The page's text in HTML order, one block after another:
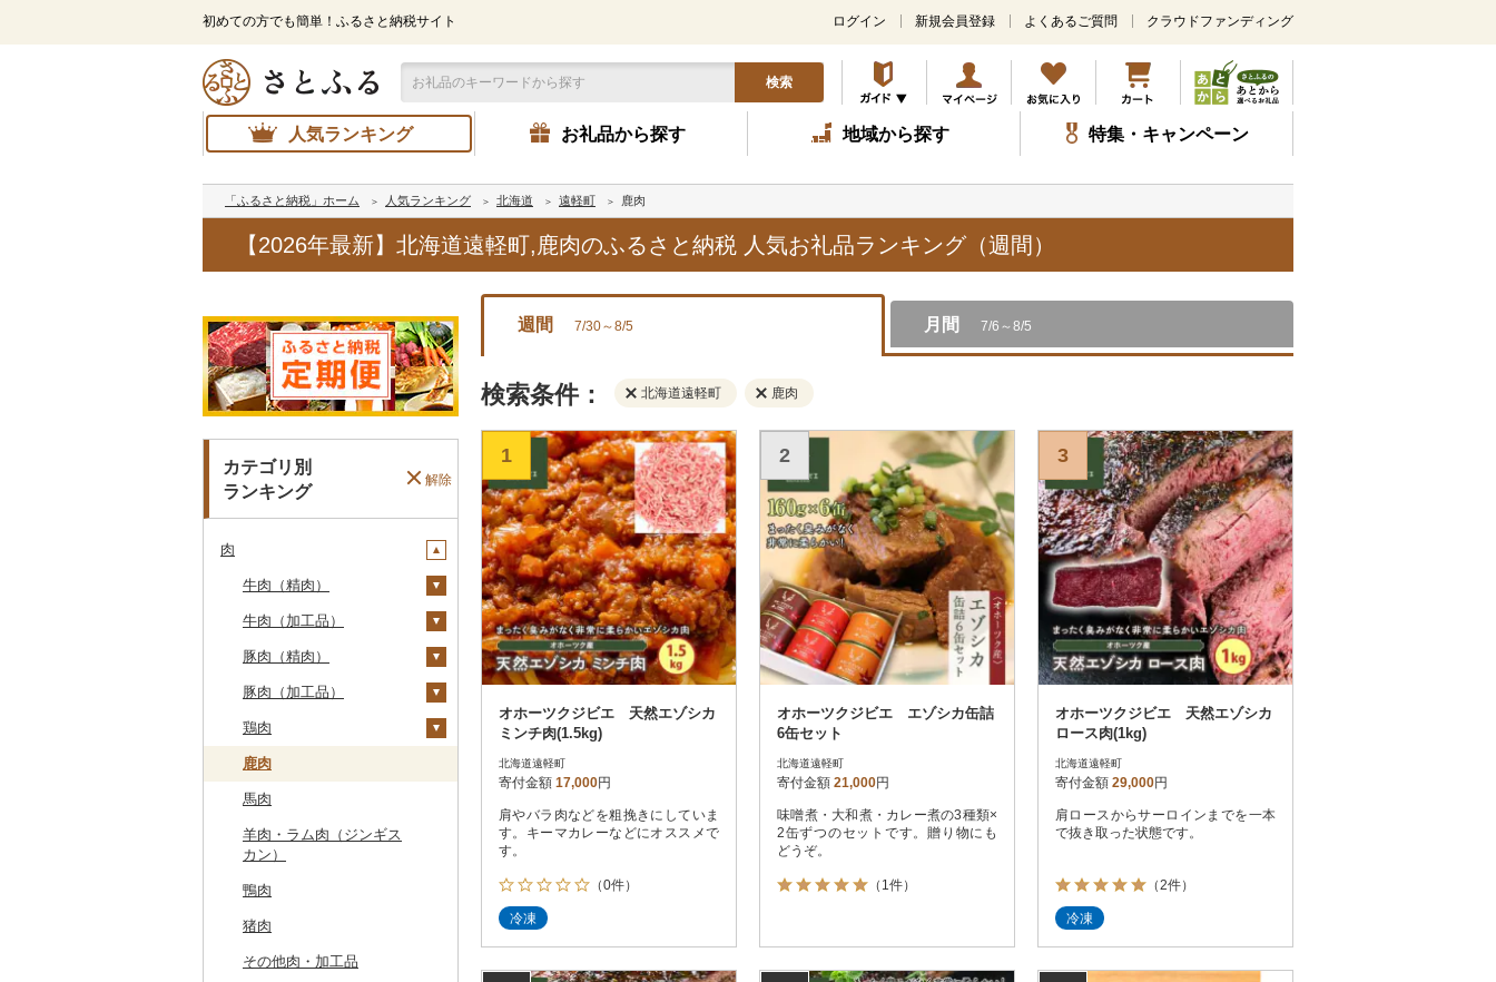
初めての方でも簡単！ふるさと納税サイト
メ
ン
コ
ン
テ
ツ
ッ
プ
ログイン 新規会員登録 よくあるご質問 クラウドファンディング
検索
人気ランキング お礼品から探す 地域から探す 特集・キャンペーン
「ふるさと納税」ホーム 人気ランキング 北海道 遠軽町 鹿肉
【2026年最新】北海道遠軽町,鹿肉のふるさと納税 人気お礼品ランキング（週間）
カテゴリ別
ランキング
解除
肉
牛肉（精肉）
ステーキ
すき焼き
しゃぶしゃぶ
焼肉
牛タン
和牛
黒毛和牛
牛肉（加工品）
ハンバーグ
もつ鍋
ローストビーフ
ビーフジャーキー
その他牛肉（加工品）
豚肉（精肉）
ステーキ
すき焼き
しゃぶしゃぶ
焼肉
アグー豚
豚肉（加工品）
ハンバーグ
もつ鍋
ハム
ソーセージ・ウインナ
ー
ベーコン・サラミ
その他豚肉（加工品）
鶏肉
鶏肉（精肉）
ハム・ソーセージ
唐揚げ
鹿肉
馬肉
羊肉・ラム肉（ジンギス
カン）
鴨肉
猪肉
その他肉・加工品
週間 7/30～8/5 月間 7/6～8/5
検索条件： 北海道遠軽町 鹿肉
1
オホーツクジビエ 天然エゾシカ
ミンチ肉(1.5kg)
北海道遠軽町
寄付金額 17,000円
肩やバラ肉などを粗挽きにしていま
す。キーマカレーなどにオススメで
す。
（0件）
冷凍
2
オホーツクジビエ エゾシカ缶詰
6缶セット
北海道遠軽町
寄付金額 21,000円
味噌煮・大和煮・カレー煮の3種類×
2缶ずつのセットです。贈り物にも
どうぞ。
（1件）
3
オホーツクジビエ 天然エゾシカ
ロース肉(1kg)
北海道遠軽町
寄付金額 29,000円
肩ロースからサーロインまでを一本
で抜き取った状態です。
（2件）
冷凍